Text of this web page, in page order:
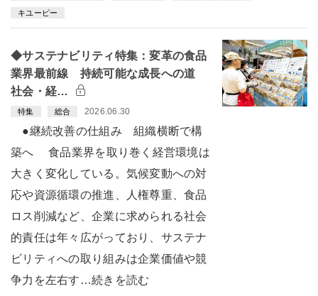
キユーピー
◆サステナビリティ特集：変革の食品
業界最前線 持続可能な成長への道
社会・経…
特集 総合 2026.06.30
●継続改善の仕組み 組織横断で構
築へ 食品業界を取り巻く経営環境は
大きく変化している。気候変動への対
応や資源循環の推進、人権尊重、食品
ロス削減など、企業に求められる社会
的責任は年々広がっており、サステナ
ビリティへの取り組みは企業価値や競
争力を左右す…続きを読む